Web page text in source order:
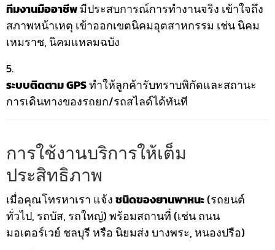
ทีมงานมืออาชีพมีประสบการณ์การทำงานจริง เข้าใจถึง
สภาพหน้าเหตุ เข้าออกเขตนิคมอุตสาหกรรม เช่น นิคม
เหมราช, นิคมแหลมฉบัง
ระบบติดตาม GPSทำให้ลูกค้ารับทราบพิกัดและสถานะ
การเดินทางของรถยก/รถสไลด์ได้ทันที
การใช้งานบริการให้เต็ม
ประสิทธิภาพ
เมื่อคุณโทรหาเรา แจ้งชนิดของยานพาหนะ(รถยนต์
ทั่วไป, รถบัส, รถใหญ่) พร้อมสถานที่ (เช่น ถนน
มอเตอร์เวย์ ชลบุรี หรือ นิยมส่ง บางพระ, หนองปรือ)